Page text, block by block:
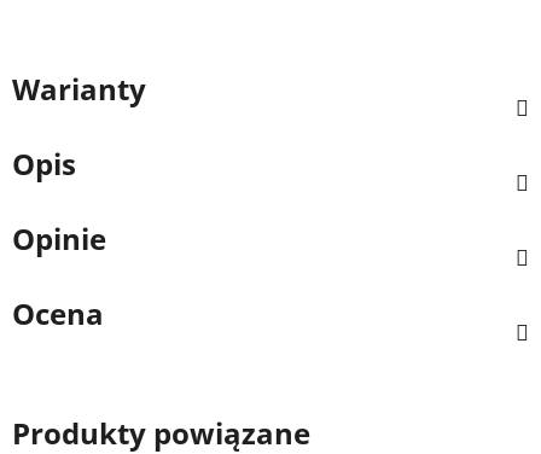
Warianty
Opis
Opinie
Ocena
Produkty powiązane